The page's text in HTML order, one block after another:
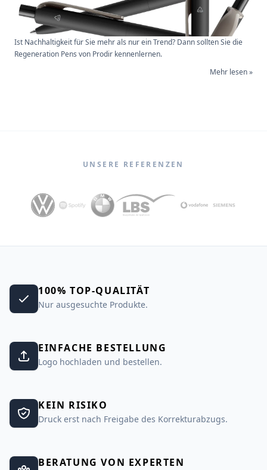
Ist Nachhaltigkeit für Sie mehr als nur ein Trend? Dann sollten Sie die
Regeneration Pens von Prodir kennenlernen.
Mehr lesen »
UNSERE REFERENZEN
100% TOP-QUALITÄT
Nur ausgesuchte Produkte.
EINFACHE BESTELLUNG
Logo hochladen und bestellen.
KEIN RISIKO
Druck erst nach Freigabe des Korrekturabzugs.
BERATUNG VON EXPERTEN